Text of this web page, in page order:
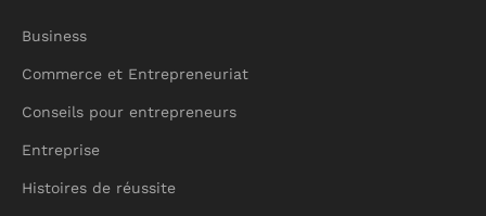
Business
Commerce et Entrepreneuriat
Conseils pour entrepreneurs
Entreprise
Histoires de réussite